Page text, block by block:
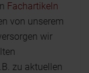
Fachartikeln
von unserem
wir
zu aktuellen